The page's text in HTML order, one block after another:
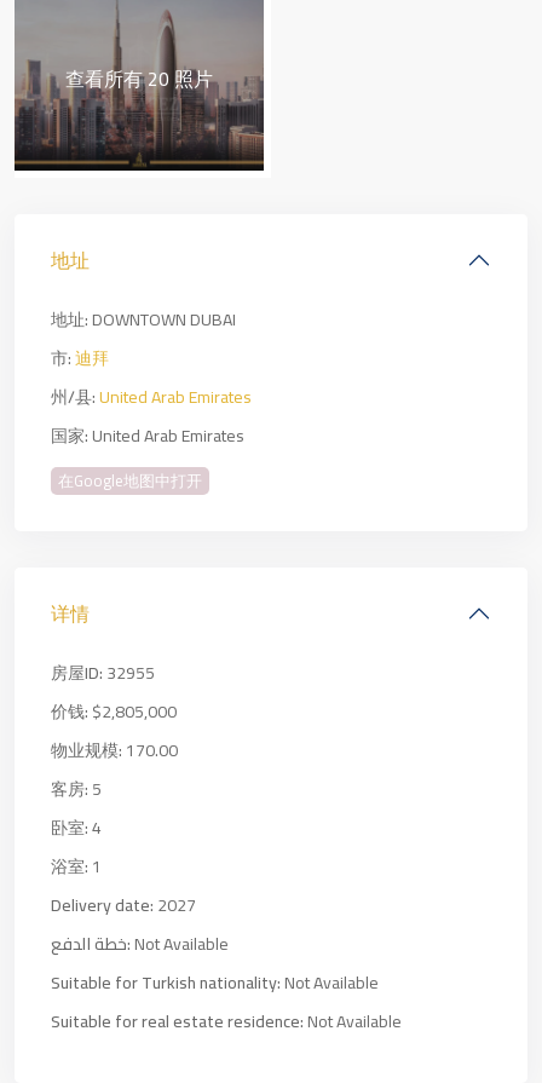
查看所有 20 照片
地址
地址:DOWNTOWN DUBAI
市:迪拜
州/县:United Arab Emirates
国家:United Arab Emirates
在Google地图中打开
详情
房屋ID:32955
价钱:$2,805,000
物业规模:170.00
客房:5
卧室:4
浴室:1
Delivery date:2027
خطة الدفع:Not Available
Suitable for Turkish nationality:Not Available
Suitable for real estate residence:Not Available